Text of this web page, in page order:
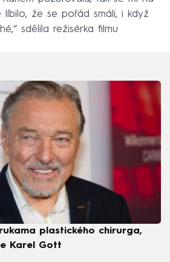
líbilo, že se pořád smáli, i když
sdělila režisérka filmu
plastického chirurga,
Karel Gott